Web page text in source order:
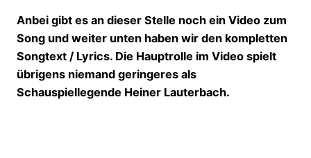
Anbei gibt es an dieser Stelle noch ein Video zum
Song und weiter unten haben wir den kompletten
Songtext / Lyrics. Die Hauptrolle im Video spielt
übrigens niemand geringeres als
Schauspiellegende Heiner Lauterbach.